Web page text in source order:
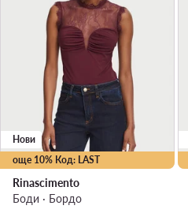
още 10% Код: LAST
Нови
Rinascimento
Боди · Бордо